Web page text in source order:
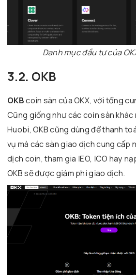
Danh mục đầu tư của
3.2. OKB
OKBcoin sàn của OKX, với tổng
Cũng giống như các coin sàn khác
Huobi, OKB cũng dùng để thanh
vụ mà các sàn giao dịch cung cấp
dịch coin, tham gia IEO, ICO hay
OKB sẽ được giảm phí giao dịch.